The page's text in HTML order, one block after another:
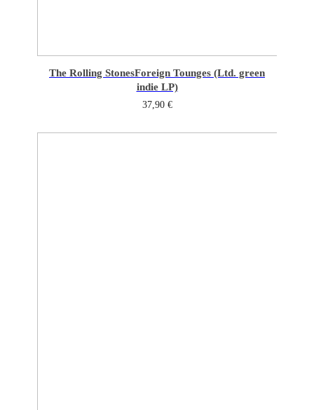
The Rolling StonesForeign Tounges (Ltd. green
indie LP)
37,90 €